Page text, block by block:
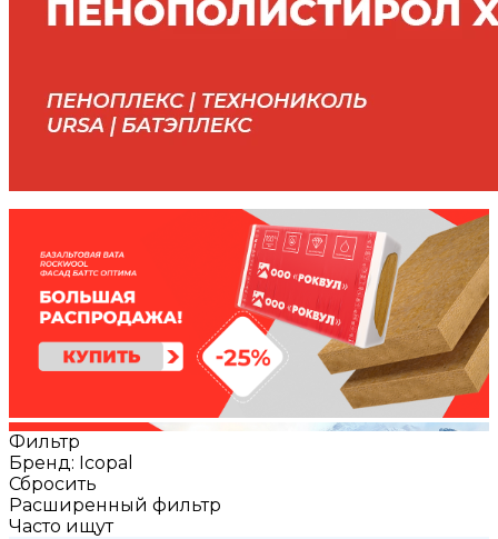
Фильтр
Бренд: Icopal
Сбросить
Расширенный фильтр
Часто ищут